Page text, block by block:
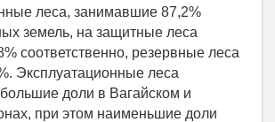
леса, занимавшие 87,2%
земель, на защитные леса
соответственно, резервные леса
Эксплуатационные леса
доли в Вагайском и
при этом наименьшие доли